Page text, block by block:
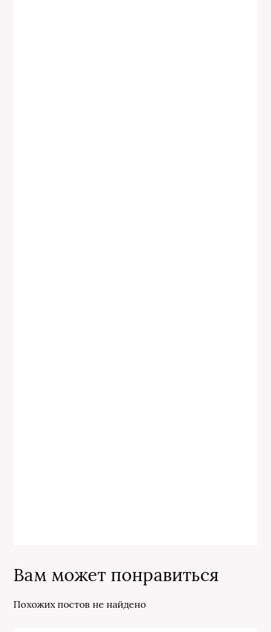
Вам может понравиться
Похожих постов не найдено